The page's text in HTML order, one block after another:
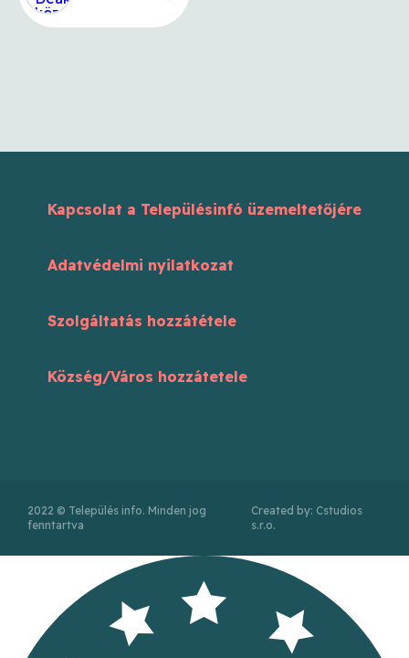
Kapcsolat a Településinfó üzemeltetőjére
Adatvédelmi nyilatkozat
Szolgáltatás hozzátétele
Község/Város hozzátetele
2022 © Település info. Minden jog
fenntartva
Created by: Cstudios
s.r.o.